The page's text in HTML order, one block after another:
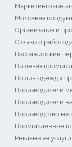
Маркетинговые
Молочная
Организация и
Отзывы о
Пассажирские
Пищевая
Пошив одежды
Производители
Производители
Производство
Промышленное
Рекламные услуги